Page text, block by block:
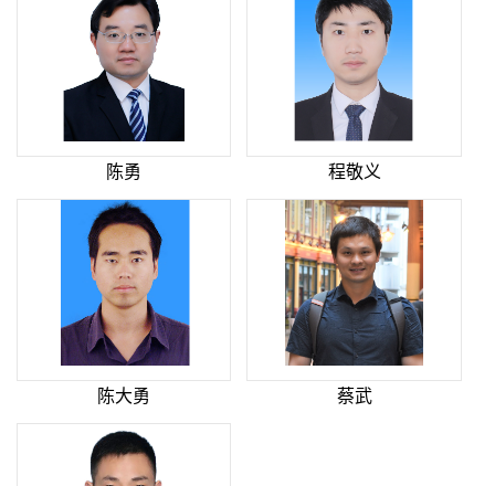
陈勇 程敬义
陈大勇 蔡武